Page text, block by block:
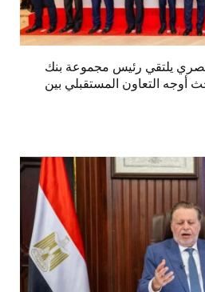
يلتقي رئيس مجموعة بنك
أوجه التعاون المستقبلي بين